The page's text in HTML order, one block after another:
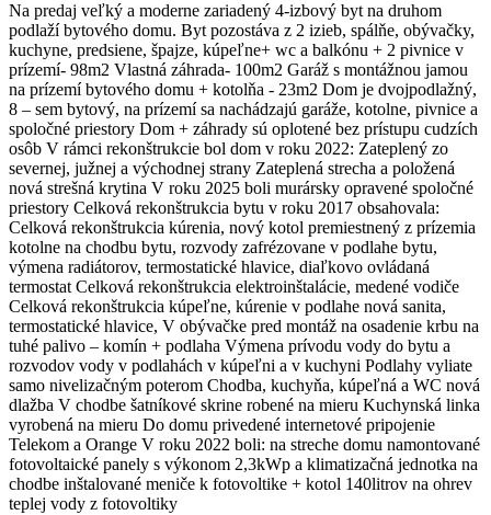
Na predaj veľký a moderne zariadený 4-izbový byt na druhom
podlaží bytového domu. Byt pozostáva z 2 izieb, spálňe, obývačky,
kuchyne, predsiene, špajze, kúpeľne+ wc a balkónu + 2 pivnice v
prízemí- 98m2 Vlastná záhrada- 100m2 Garáž s montážnou jamou
na prízemí bytového domu + kotolňa - 23m2 Dom je dvojpodlažný,
8 – sem bytový, na prízemí sa nachádzajú garáže, kotolne, pivnice a
spoločné priestory Dom + záhrady sú oplotené bez prístupu cudzích
osôb V rámci rekonštrukcie bol dom v roku 2022: Zateplený zo
severnej, južnej a východnej strany Zateplená strecha a položená
nová strešná krytina V roku 2025 boli murársky opravené spoločné
priestory Celková rekonštrukcia bytu v roku 2017 obsahovala:
Celková rekonštrukcia kúrenia, nový kotol premiestnený z prízemia
kotolne na chodbu bytu, rozvody zafrézovane v podlahe bytu,
výmena radiátorov, termostatické hlavice, diaľkovo ovládaná
termostat Celková rekonštrukcia elektroinštalácie, medené vodiče
Celková rekonštrukcia kúpeľne, kúrenie v podlahe nová sanita,
termostatické hlavice, V obývačke pred montáž na osadenie krbu na
tuhé palivo – komín + podlaha Výmena prívodu vody do bytu a
rozvodov vody v podlahách v kúpeľni a v kuchyni Podlahy vyliate
samo nivelizačným poterom Chodba, kuchyňa, kúpeľná a WC nová
dlažba V chodbe šatníkové skrine robené na mieru Kuchynská linka
vyrobená na mieru Do domu privedené internetové pripojenie
Telekom a Orange V roku 2022 boli: na streche domu namontované
fotovoltaické panely s výkonom 2,3kWp a klimatizačná jednotka na
chodbe inštalované meniče k fotovoltike + kotol 140litrov na ohrev
teplej vody z fotovoltiky